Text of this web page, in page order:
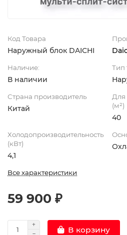
Код Товара
Наружный блок DAICHI
Наличие:
В наличии
Тип
Страна производитель
Китай
Для
(м²)
40
Холодопроизводительность
(кВт)
4,1
Все характеристики
59 900 ₽
В корзину